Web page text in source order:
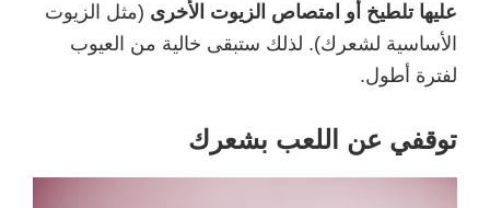
عليها تلطيخ أو امتصاص الزيوت الأخرى (مثل الزيوت
الأساسية لشعرك). لذلك ستبقى خالية من العيوب
لفترة أطول.
توقفي عن اللعب بشعرك